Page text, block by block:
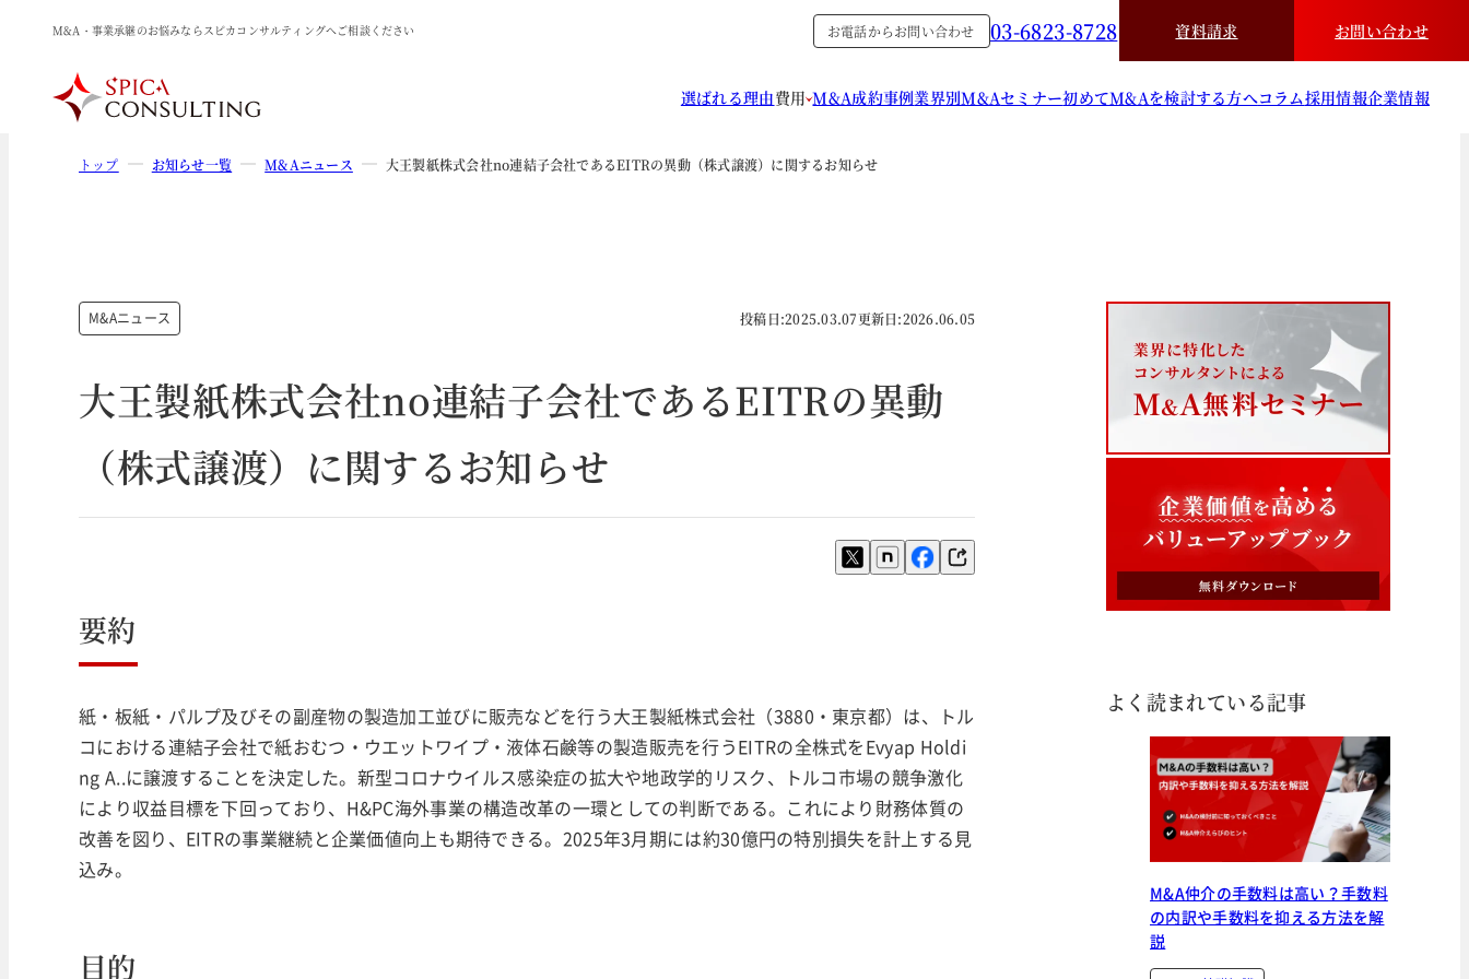
M&A・事業承継のお悩みならスピカコンサルティングへご相談ください お電話からお問い合わせ 03-6823-8728 資料請求 お問い合わせ
選ばれる理由費用 M&A成約事例業界別M&Aセミナー初めてM&Aを検討する方へコラム採用情報企業情報
トップ お知らせ一覧 M&Aニュース 大王製紙株式会社no連結子会社であるEITRの異動（株式譲渡）に関するお知らせ
M&Aニュース 投稿日:2025.03.07更新日:2026.06.05
大王製紙株式会社no連結子会社であるEITRの異動
（株式譲渡）に関するお知らせ
要約
紙・板紙・パルプ及びその副産物の製造加工並びに販売などを行う大王製紙株式会社（3880・東京都）は、トル
コにおける連結子会社で紙おむつ・ウエットワイプ・液体石鹸等の製造販売を行うEITRの全株式をEvyap Holdi
ng A..に譲渡することを決定した。新型コロナウイルス感染症の拡大や地政学的リスク、トルコ市場の競争激化
により収益目標を下回っており、H&PC海外事業の構造改革の一環としての判断である。これにより財務体質の
改善を図り、EITRの事業継続と企業価値向上も期待できる。2025年3月期には約30億円の特別損失を計上する見
込み。
目的
よく読まれている記事
M&A仲介の手数料は高い？手数料
の内訳や手数料を抑える方法を解
説